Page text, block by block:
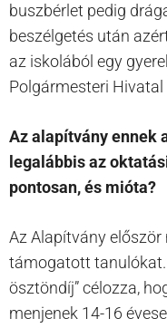
buszbérlet pedig
beszélgetés után
az iskolából egy
Polgármesteri
Az alapítvány ennek
legalábbis az
pontosan, és mióta?
Az Alapítvány először
támogatott tanulókat.
ösztöndíj” célozza,
menjenek 14-16